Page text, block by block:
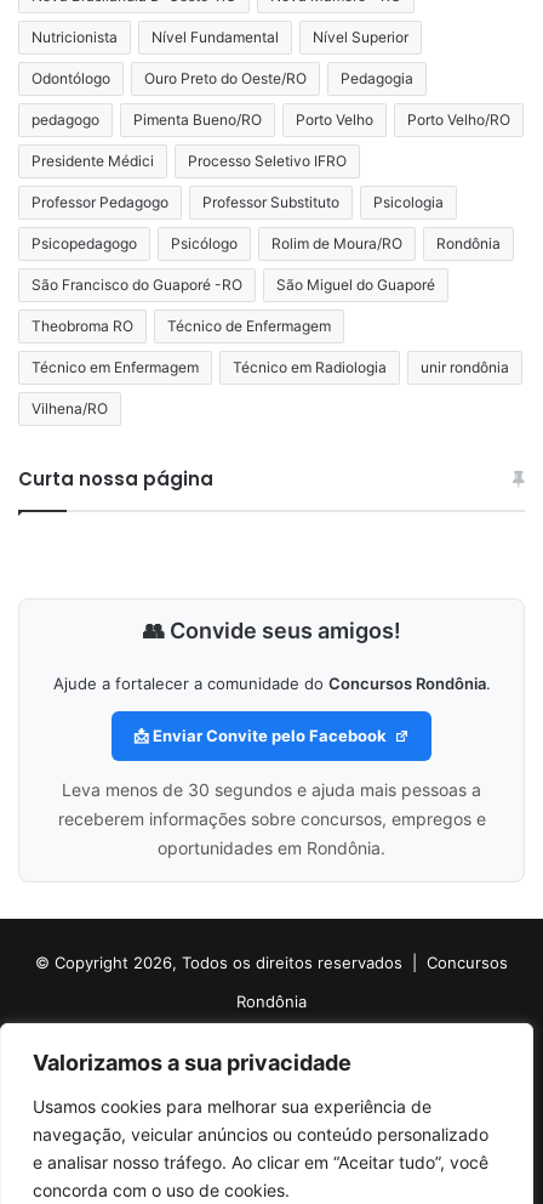
Valorizamos a sua privacidade
Usamos cookies para melhorar sua experiência de
navegação, veicular anúncios ou conteúdo personalizado
e analisar nosso tráfego. Ao clicar em “Aceitar tudo”, você
concorda com o uso de cookies.
Nutricionista Nível Fundamental Nível Superior
Odontólogo Ouro Preto do Oeste/RO Pedagogia
pedagogo Pimenta Bueno/RO Porto Velho Porto Velho/RO
Presidente Médici Processo Seletivo IFRO
Professor Pedagogo Professor Substituto Psicologia
Psicopedagogo Psicólogo Rolim de Moura/RO Rondônia
São Francisco do Guaporé -RO São Miguel do Guaporé
Theobroma RO Técnico de Enfermagem
Técnico em Enfermagem Técnico em Radiologia unir rondônia
Vilhena/RO
Curta nossa página
👥 Convide seus amigos!
Ajude a fortalecer a comunidade do Concursos Rondônia.
📩 Enviar Convite pelo Facebook
Leva menos de 30 segundos e ajuda mais pessoas a
receberem informações sobre concursos, empregos e
oportunidades em Rondônia.
© Copyright 2026, Todos os direitos reservados | Concursos
Rondônia
Sobre o Concursos Rondônia
Siga nossas redes sociais
Web Stories Anuncie
Facebook
X PinterestLinkedinYouTubeInstagramTelegramTikTok